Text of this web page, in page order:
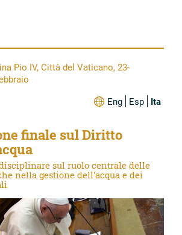
Pio IV, Città del Vaticano, 23-
Eng Esp Ita
finale sul Diritto
sul ruolo centrale delle
nella gestione dell'acqua e dei